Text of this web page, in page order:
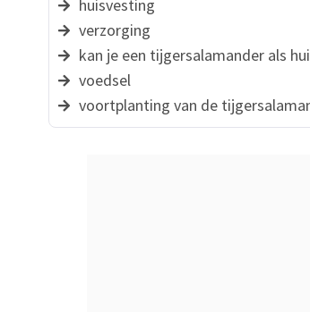
huisvesting
verzorging
kan je een tijgersalamander als
voedsel
voortplanting van de